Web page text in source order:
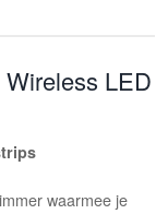
LED
waarmee je